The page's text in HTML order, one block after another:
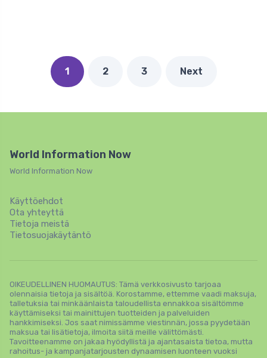
1 2 3 Next
World Information Now
World Information Now
Käyttöehdot
Ota yhteyttä
Tietoja meistä
Tietosuojakäytäntö
OIKEUDELLINEN HUOMAUTUS: Tämä verkkosivusto tarjoaa
olennaisia ​​tietoja ja sisältöä. Korostamme, ettemme vaadi maksuja,
talletuksia tai minkäänlaista taloudellista ennakkoa sisältömme
käyttämiseksi tai mainittujen tuotteiden ja palveluiden
hankkimiseksi. Jos saat nimissämme viestinnän, jossa pyydetään
maksua tai lisätietoja, ilmoita siitä meille välittömästi.
Tavoitteenamme on jakaa hyödyllistä ja ajantasaista tietoa, mutta
rahoitus- ja kampanjatarjousten dynaamisen luonteen vuoksi